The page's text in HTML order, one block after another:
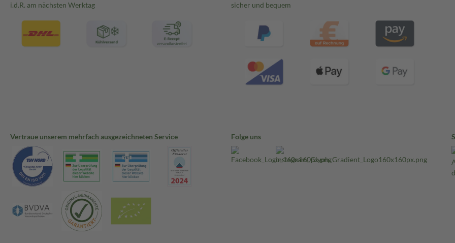
i.d.R. am nächsten Werktag
sicher und bequem
Vertraue unserem mehrfach ausgezeichneten Service Folge uns